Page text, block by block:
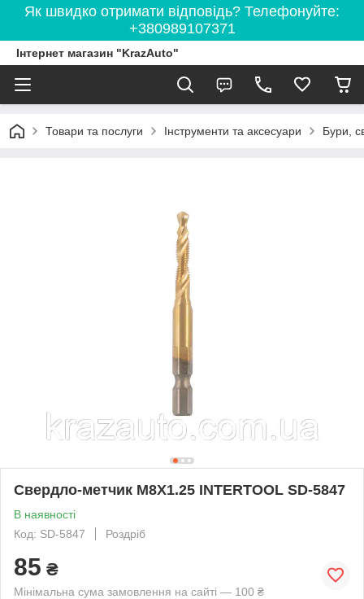
Як швидко отримати відповідь? Телефонуйте:
+380989107371
Інтернет магазин "KrazAuto"
Товари та послуги Інструменти та аксесуари Бури,
Свердло-метчик M8X1.25 INTERTOOL SD-5847
В наявності
Код: SD-5847
Роздріб
85 ₴
Мінімальна сума замовлення на сайті — 100 ₴